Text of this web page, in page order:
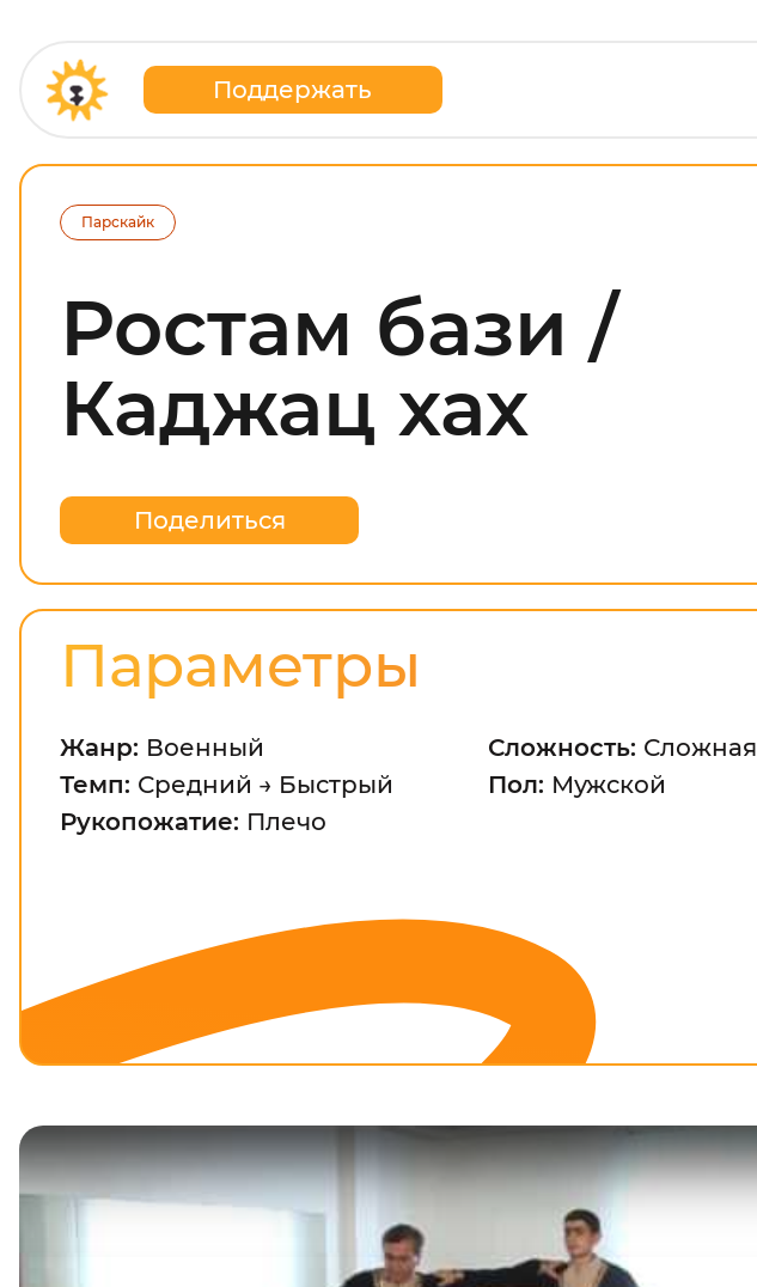
Поддержать
Парскайк
Ростам бази /
Каджац хах
Поделиться
Параметры
Жанр: Военный Сложность: Сложная
Темп: Средний → Быстрый Пол: Мужской
Рукопожатие: Плечо